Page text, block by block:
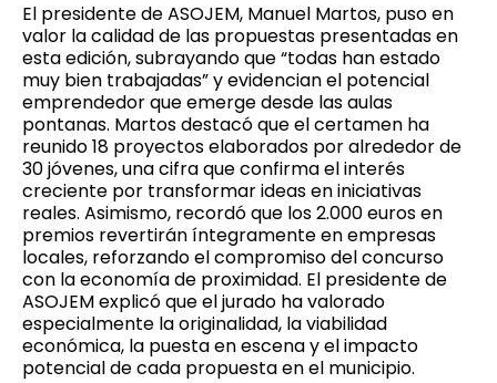
El presidente de ASOJEM, Manuel Martos, puso en
valor la calidad de las propuestas presentadas en
esta edición, subrayando que “todas han estado
muy bien trabajadas” y evidencian el potencial
emprendedor que emerge desde las aulas
pontanas. Martos destacó que el certamen ha
reunido 18 proyectos elaborados por alrededor de
30 jóvenes, una cifra que confirma el interés
creciente por transformar ideas en iniciativas
reales. Asimismo, recordó que los 2.000 euros en
premios revertirán íntegramente en empresas
locales, reforzando el compromiso del concurso
con la economía de proximidad. El presidente de
ASOJEM explicó que el jurado ha valorado
especialmente la originalidad, la viabilidad
económica, la puesta en escena y el impacto
potencial de cada propuesta en el municipio.